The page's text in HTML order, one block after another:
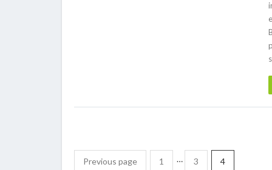
Previous page 1 … 3 4